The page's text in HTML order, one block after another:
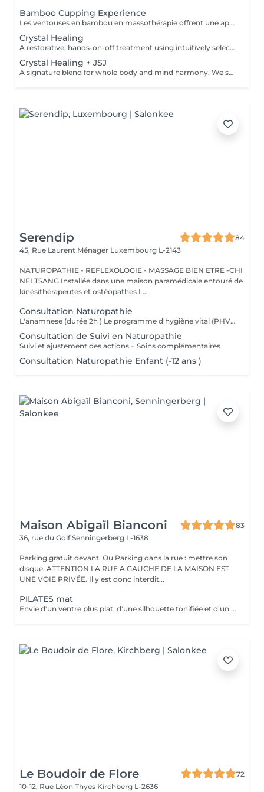
Bamboo Cupping Experience
Les ventouses en bambou en massothérapie offrent une approche naturelle, douce et non invasive pour le soin du corps Elles agissent en profondeur tout en respectant les tissus, sans provoquer de douleur ni de marques. Bienfaits principaux : Stimulent la microcirculation sanguine et améliorent l'oxygénation des tissus Favorisent la récupération musculaire et réduisent les tensions, notamment au niveau du dos et de la nuque Produisent un effet de drainage lymphatique, aidant à diminuer les dèmes Améliorent la tonicité et l'élasticité de la peau Induisent une relaxation profonde, bénéfique en cas de stress Grâce aux propriétés naturelles du bambou, le massage se caractérise par un glissement fluide et une pression maîtrisée, garantissant un soin confortable et non traumatique. Contre-indications : Affections cutanées inflammatoires, varices, hypertension artérielle sévère, fragilité vasculaire.
Crystal Healing
A restorative, hands-on-off treatment using intuitively selected crystals placed on and around the body. - A 20 minute phone call before the session to explore your goals and tailor your plan - A personalized Crystal body layout (and intention focused grids if needed) - Chakra balancing to realign and stabilize your energy centers - Energy field cleansing (aura sweep, grounding, and sealing) - Yin-Yang harmonization for overall energetic coherence - Aftercare suggestions Ideal for: stress relief, emotional balance, mental clarity, energetic reset. For questions and additional information, please contact claudia@4elements.lu
Crystal Healing + JSJ
A signature blend for whole body and mind harmony. We set your intention, select specific crystals, and apply JSJ flows that complement your needsperfect for layered support (physical, emotional, and subtle energy). For questions and additional information, please contact claudia@4elements.lu
Serendip
84
45, Rue Laurent Ménager Luxembourg L-2143
NATUROPATHIE - REFLEXOLOGIE - MASSAGE BIEN ETRE -CHI
NEI TSANG Installée dans une maison paramédicale entouré de
kinésithérapeutes et ostéopathes L...
Consultation Naturopathie
L'anamnese (durée 2h ) Le programme d'hygiène vital (PHV) Je vous remettrai un programme d'hygiène vital, par mail, sous quelques jours , Il est constitué de conseils naturopathiques personnalisés et dédiés pour une prise en charge globale des différents plans de la santé (alimentation, activités physiques, gestion psycho-émotionnel) et pourra être complété selon le cas par des complémentations nutritionnelles. Nous ferons un point par téléphone afin de vous donner plus amples explications sur ces conseils.
Consultation de Suivi en Naturopathie
Suivi et ajustement des actions + Soins complémentaires
Consultation Naturopathie Enfant (-12 ans )
Maison Abigaïl Bianconi
83
36, rue du GolfSenningerberg L-1638
Parking gratuit devant. Ou Parking dans la rue : mettre son
disque. ATTENTION LA RUE A GAUCHE DE LA MAISON EST
UNE VOIE PRIVÉE. Il y est donc interdit...
PILATES mat
Envie d'un ventre plus plat, d'une silhouette tonifiée et d'un regain d'énergie ? Rejoignez mon cours de Pilates Mat en petit groupe ! Chaque séance vous fait travailler les abdominaux profonds, améliore votre posture, soulage le mal de dos et sculpte votre corps efficacement. Avec seulement 5 places disponibles, vous profitez d'un suivi personnalisé et de corrections adaptées pour maximiser vos résultats. Merci de prévoir l'appoint en espèces. 36 rue du Golf L-1638 Senningerberg Parking gratuit Toute réservation non honorée est due. Toute réservation non annulée 48h avant est due.
Le Boudoir de Flore
72
10-12, Rue Léon Thyes Kirchberg L-2636